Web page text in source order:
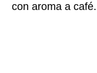
con aroma a café.